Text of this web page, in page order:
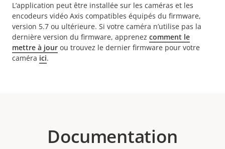
L’application peut être installée sur les caméras et les
encodeurs vidéo Axis compatibles équipés du firmware,
version 5.7 ou ultérieure. Si votre caméra n’utilise pas la
dernière version du firmware, apprenez comment le
mettre à jour ou trouvez le dernier firmware pour votre
caméra ici.
Documentation